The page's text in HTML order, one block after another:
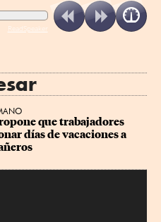
ReadSpeaker
que trabajadores
días de vacaciones a